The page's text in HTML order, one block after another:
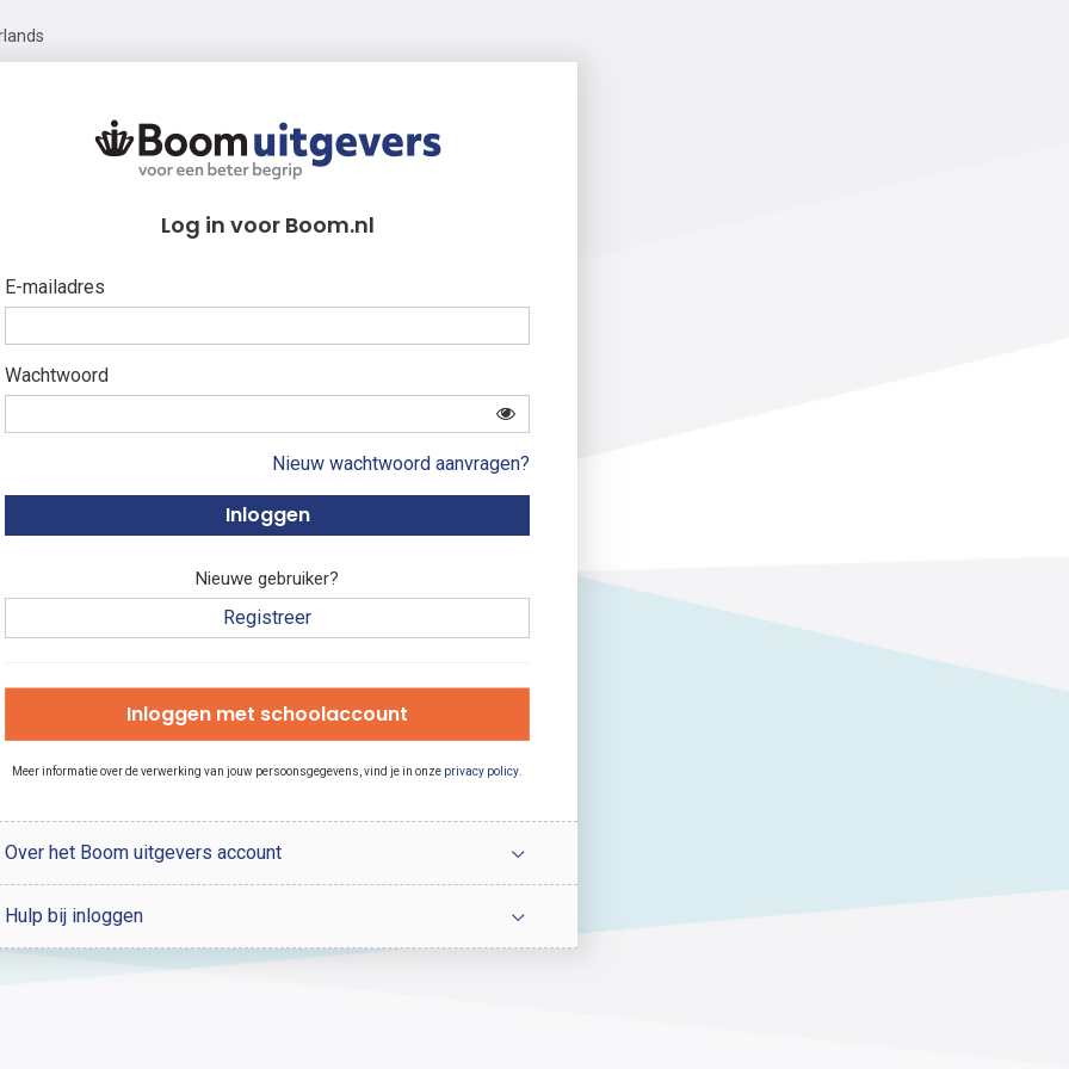
Log in voor Boom.nl
E-mailadres
Wachtwoord
Nieuw wachtwoord aanvragen?
Nieuwe gebruiker?
Registreer
Inloggen met schoolaccount
Meer informatie over de verwerking van jouw persoonsgegevens, vind je in onze privacy policy
Over het Boom uitgevers account
Hulp bij inloggen